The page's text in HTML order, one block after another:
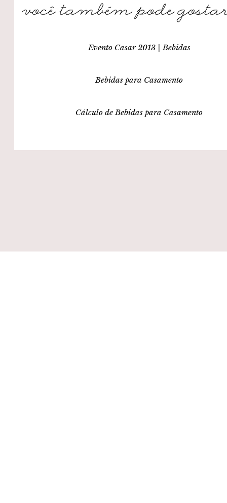
Evento Casar 2013 | Bebidas
Bebidas para Casamento
Cálculo de Bebidas para Casamento